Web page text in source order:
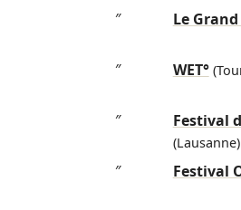
″
Le
″
WET°
″
Festival
(Lausanne)
″ Festival